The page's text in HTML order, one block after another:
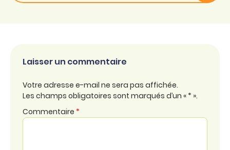
Laisser un commentaire
Votre adresse e-mail ne sera pas affichée.
Les champs obligatoires sont marqués d’un « * ».
Commentaire *